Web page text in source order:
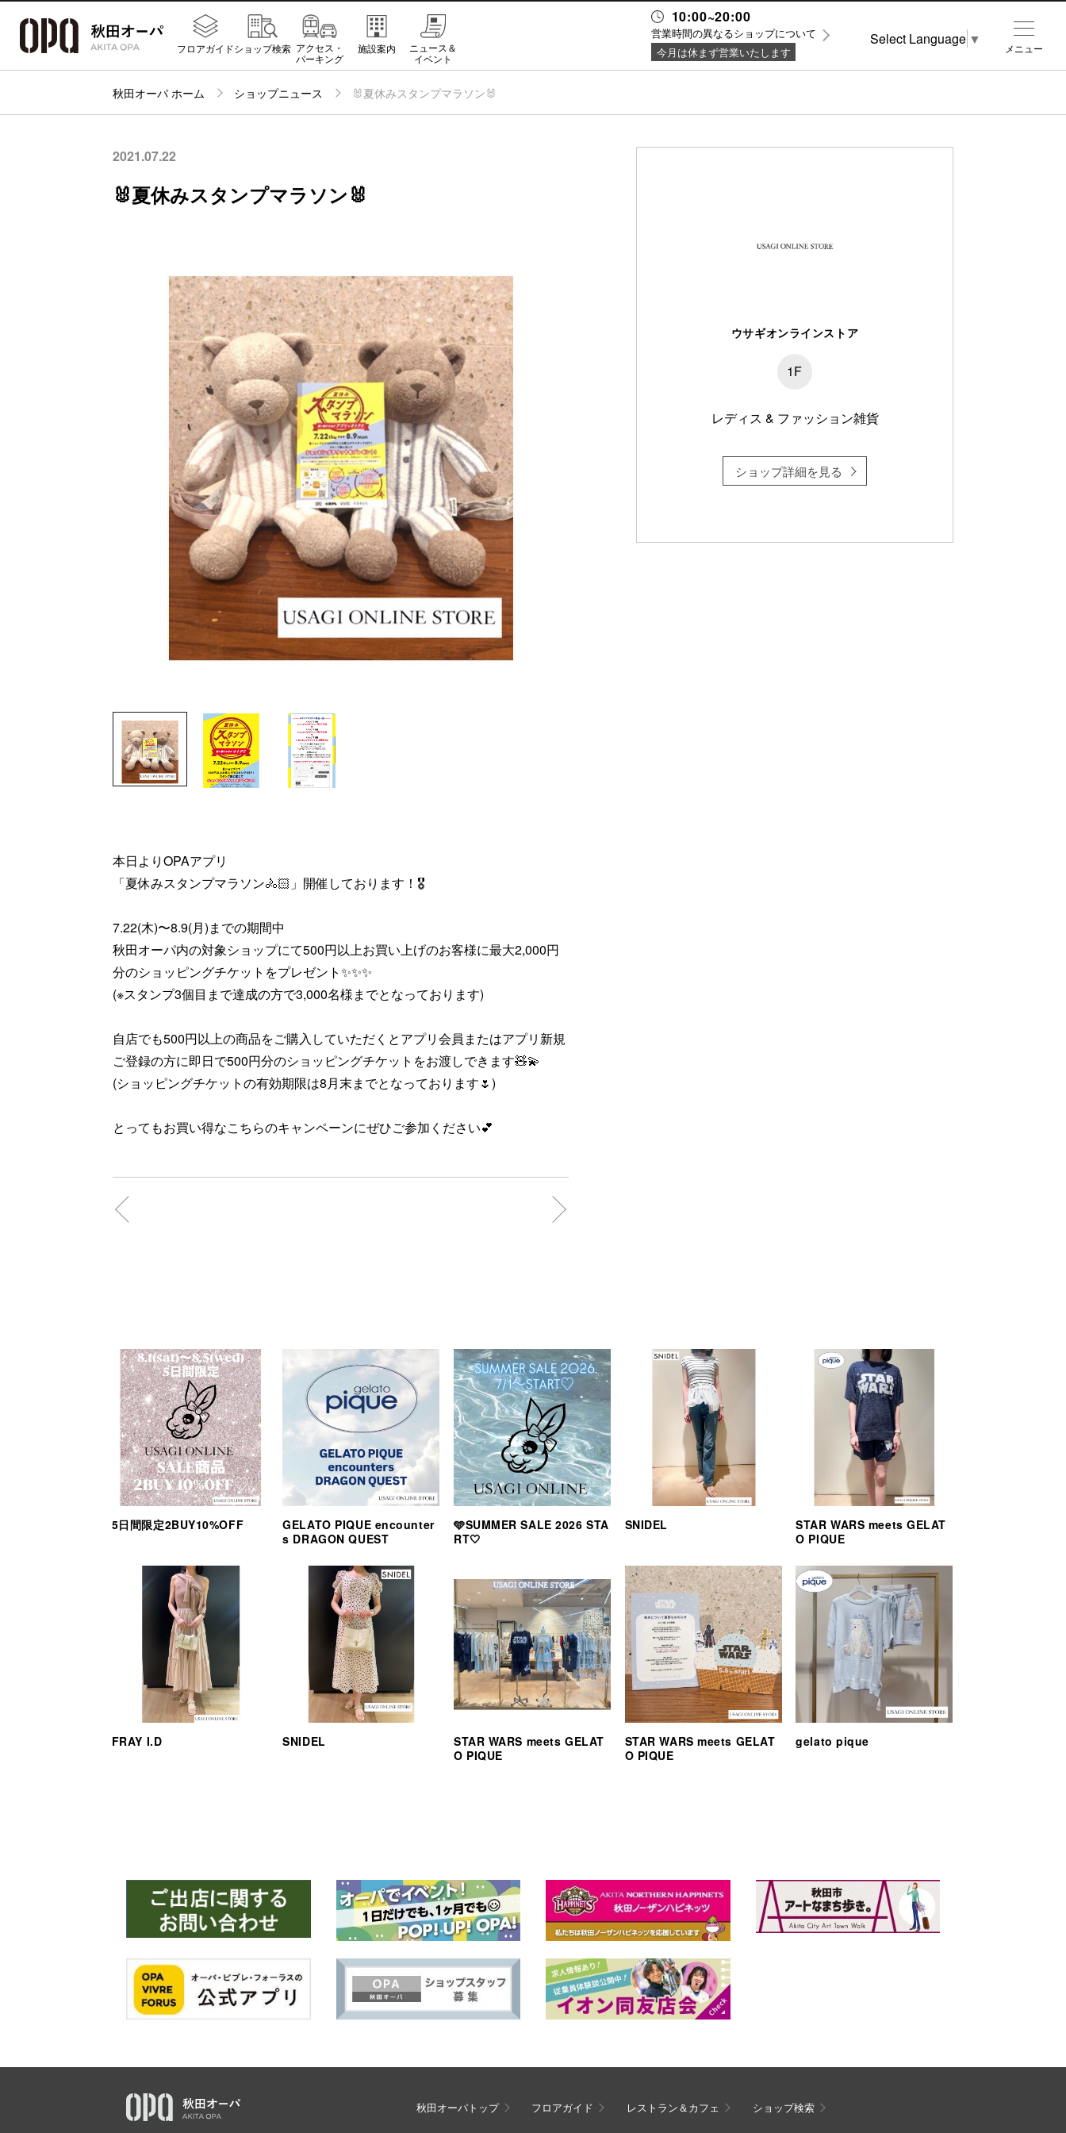
10:00~20:00
営業時間の異なるショップについて
今月は休まず営業いたします
フロアガイドショップ検索 アクセス・
パーキング
施設案内
ニュース＆
イベント
秋田オーパ ホーム ショップニュース 🐰夏休みスタンプマラソン🐰
2021.07.22
🐰夏休みスタンプマラソン🐰
本日よりOPAアプリ
「夏休みスタンプマラソン🚴🏻」開催しております！🎖
7.22(木)〜8.9(月)までの期間中
秋田オーパ内の対象ショップにて500円以上お買い上げのお客様に最大2,000円
分のショッピングチケットをプレゼント✨✨✨
(※スタンプ3個目まで達成の方で3,000名様までとなっております)
自店でも500円以上の商品をご購入していただくとアプリ会員またはアプリ新規
ご登録の方に即日で500円分のショッピングチケットをお渡しできます🧸💫
(ショッピングチケットの有効期限は8月末までとなっております🌷)
とってもお買い得なこちらのキャンペーンにぜひご参加ください💕
ウサギオンラインストア
1F
レディス & ファッション雑貨
ショップ詳細を見る
5日間限定2BUY10%OFF
GELATO PIQUE encounter
s DRAGON QUEST
🩵SUMMER SALE 2026 STA
RT🤍
SNIDEL
STAR WARS meets GELAT
O PIQUE
FRAY I.D SNIDEL
STAR WARS meets GELAT
O PIQUE
STAR WARS meets GELAT
O PIQUE
gelato pique
秋田オーパトップ フロアガイド レストラン＆カフェ ショップ検索
メニュー
Select Language ▼